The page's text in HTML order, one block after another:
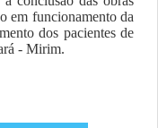
em funcionamento da
dos pacientes de
- Mirim.